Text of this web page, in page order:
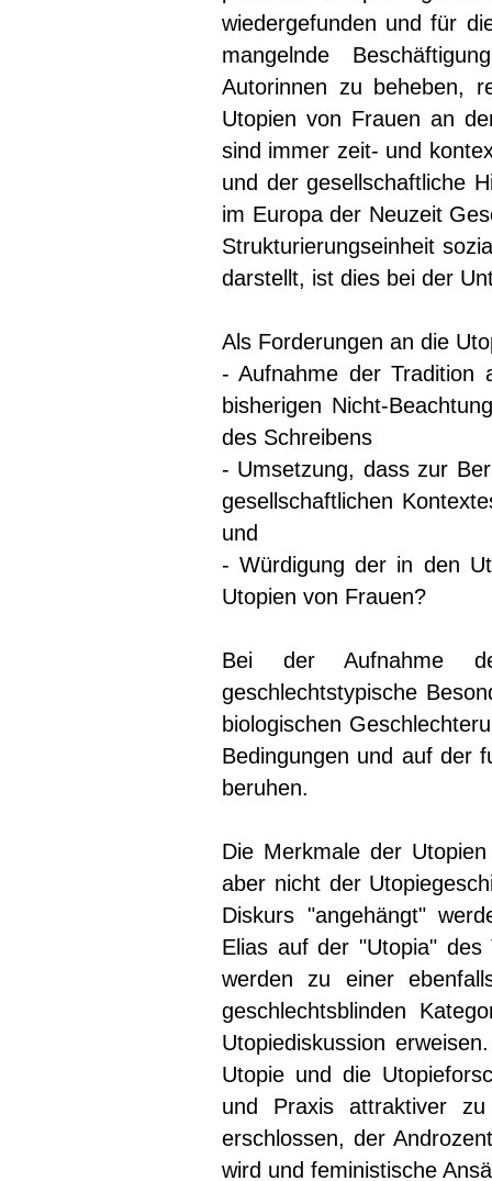
wiedergefunden und für
mangelnde
Autorinnen zu beheben,
Utopien von Frauen an
sind immer zeit- und
und der gesellschaftliche
im Europa der Neuzeit
Strukturierungseinheit
darstellt, ist dies bei der
Als Forderungen an die
- Aufnahme der Tradition
bisherigen Nicht-
des Schreibens
- Umsetzung, dass zur
gesellschaftlichen
und
- Würdigung der in den
Utopien von Frauen?
Bei der Aufnahme
geschlechtstypische
biologischen
Bedingungen und auf der
beruhen.
Die Merkmale der
aber nicht der
Diskurs "angehängt"
Elias auf der "Utopia"
werden zu einer
geschlechtsblinden
Utopiediskussion
Utopie und die
und Praxis attraktiver
erschlossen, der
wird und feministische